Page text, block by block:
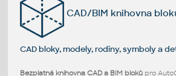
CAD/BIM knihovna
CAD bloky, modely, rodiny, symboly a
Bezplatná knihovna CAD a BIM blokůpro